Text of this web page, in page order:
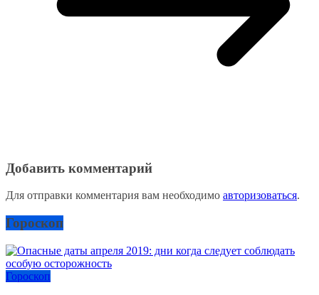
Добавить комментарий
Для отправки комментария вам необходимо авторизоваться.
Гороскоп
Гороскоп